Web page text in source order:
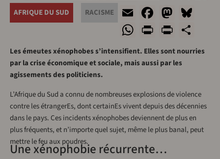
AFRIQUE DU SUD RACISME EmailFacebook
WhatsApp
Print
Les émeutes xénophobes s’intensifient. Elles sont nourries
par la crise économique et sociale, mais aussi par les
agissements des politiciens.
L’Afrique du Sud a connu de nombreuses explosions de violence
contre les étrangerEs, dont certainEs vivent depuis des décennies
dans le pays. Ces incidents xénophobes deviennent de plus en
plus fréquents, et n’importe quel sujet, même le plus banal, peut
mettre le feu aux poudres.
Une xénophobie récurrente…